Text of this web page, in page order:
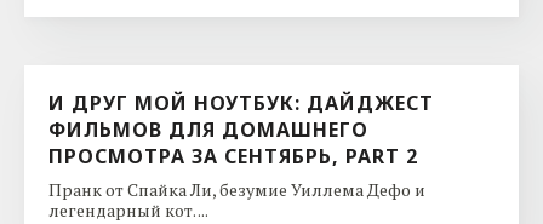
И ДРУГ МОЙ НОУТБУК: ДАЙДЖЕСТ
ФИЛЬМОВ ДЛЯ ДОМАШНЕГО
ПРОСМОТРА ЗА СЕНТЯБРЬ, PART 2
Пранк от Спайка Ли, безумие Уиллема Дефо и
легендарный кот. ...